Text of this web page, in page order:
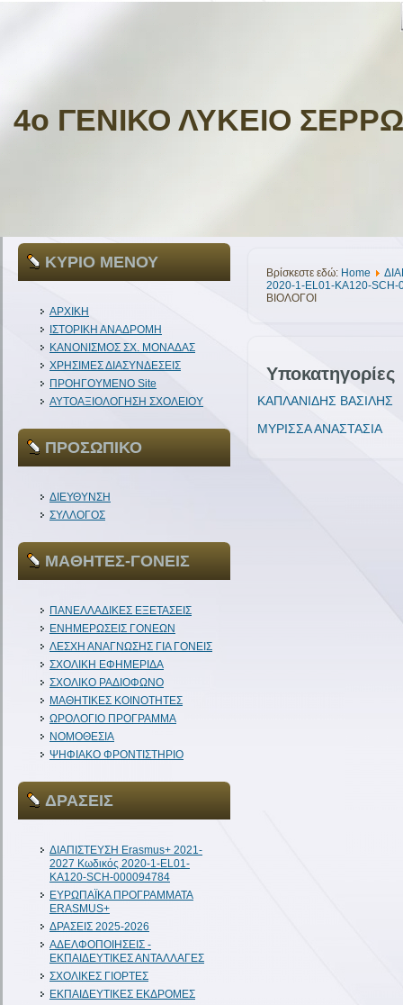
4ο ΓΕΝΙΚΟ ΛΥΚΕΙΟ
ΚΥΡΙΟ ΜΕΝΟΥ
ΑΡΧΙΚΗ
ΙΣΤΟΡΙΚΗ ΑΝΑΔΡΟΜΗ
ΚΑΝΟΝΙΣΜΟΣ ΣΧ. ΜΟΝΑΔΑΣ
ΧΡΗΣΙΜΕΣ ΔΙΑΣΥΝΔΕΣΕΙΣ
ΠΡΟΗΓΟΥΜΕΝΟ Site
ΑΥΤΟΑΞΙΟΛΟΓΗΣΗ ΣΧΟΛΕΙΟΥ
ΠΡΟΣΩΠΙΚΟ
ΔΙΕΥΘΥΝΣΗ
ΣΥΛΛΟΓΟΣ
ΜΑΘΗΤΕΣ-ΓΟΝΕΙΣ
ΠΑΝΕΛΛΑΔΙΚΕΣ ΕΞΕΤΑΣΕΙΣ
ΕΝΗΜΕΡΩΣΕΙΣ ΓΟΝΕΩΝ
ΛΕΣΧΗ ΑΝΑΓΝΩΣΗΣ ΓΙΑ ΓΟΝΕΙΣ
ΣΧΟΛΙΚΗ ΕΦΗΜΕΡΙΔΑ
ΣΧΟΛΙΚΟ ΡΑΔΙΟΦΩΝΟ
ΜΑΘΗΤΙΚΕΣ ΚΟΙΝΟΤΗΤΕΣ
ΩΡΟΛΟΓΙΟ ΠΡΟΓΡΑΜΜΑ
ΝΟΜΟΘΕΣΙΑ
ΨΗΦΙΑΚΟ ΦΡΟΝΤΙΣΤΗΡΙΟ
ΔΡΑΣΕΙΣ
ΔIAΠΙΣΤΕΥΣΗ Erasmus+ 2021-
2027 Κωδικός 2020-1-EL01-
KA120-SCH-000094784
ΕΥΡΩΠΑΪΚΑ ΠΡΟΓΡΑΜΜΑΤΑ
ERASMUS+
ΔΡΑΣΕΙΣ 2025-2026
ΑΔΕΛΦΟΠΟΙΗΣΕΙΣ -
ΕΚΠΑΙΔΕΥΤΙΚΕΣ ΑΝΤΑΛΛΑΓΕΣ
ΣΧΟΛΙΚΕΣ ΓΙΟΡΤΕΣ
ΕΚΠΑΙΔΕΥΤΙΚΕΣ ΕΚΔΡΟΜΕΣ
Βρίσκεστε εδώ: Home
2020-1-EL01-KA120-SCH-
ΒΙΟΛΟΓΟΙ
Υποκατηγορίες
ΚΑΠΛΑΝΙΔΗΣ ΒΑΣΙΛΗΣ
ΜΥΡΙΣΣΑ ΑΝΑΣΤΑΣΙΑ